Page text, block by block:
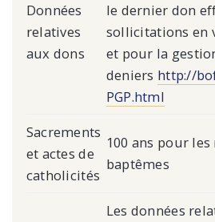
Données
relatives
aux dons
le dernier don
sollicitations en
et pour la
deniers http://
PGP.html
Sacrements
et actes de
catholicités
100 ans pour
baptêmes
Les données